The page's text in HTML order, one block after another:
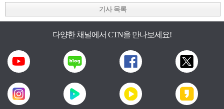
기사 목록
다양한 채널에서 CTN을 만나보세요!